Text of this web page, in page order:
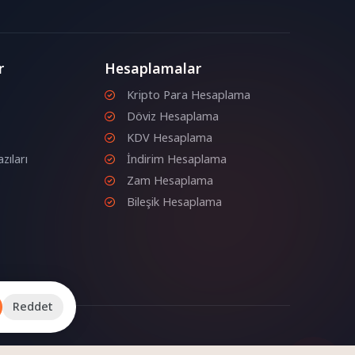
Hesaplamalar
Kripto Para Hesaplama
Döviz Hesaplama
KDV Hesaplama
İndirim Hesaplama
Zam Hesaplama
Bileşik Hesaplama
Reddet